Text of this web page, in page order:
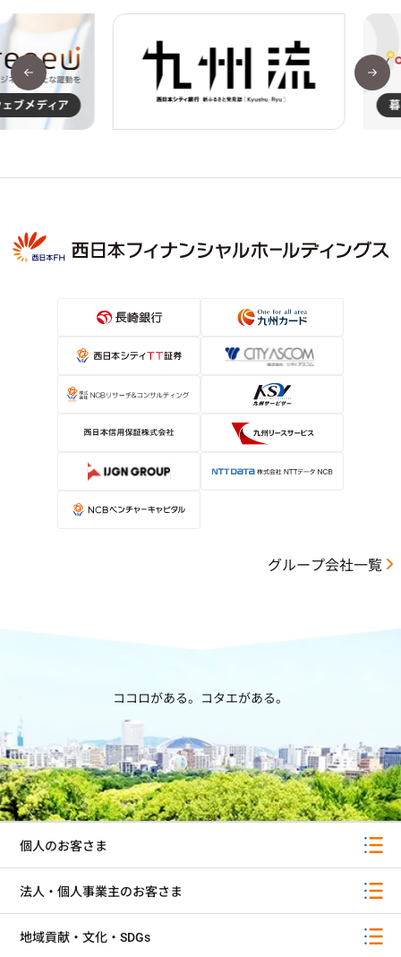
グループ会社一覧
ココロがある。コタエがある。
個人のお客さま
法人・個人事業主のお客さま
地域貢献・文化・SDGs